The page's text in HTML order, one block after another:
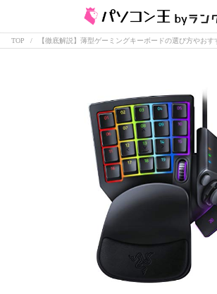
TOP 【徹底解説】薄型ゲーミングキーボードの選び方やおす